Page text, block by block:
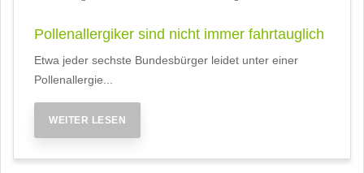
Pollenallergiker sind nicht immer fahrtauglich
Etwa jeder sechste Bundesbürger leidet unter einer
Pollenallergie...
WEITER LESEN